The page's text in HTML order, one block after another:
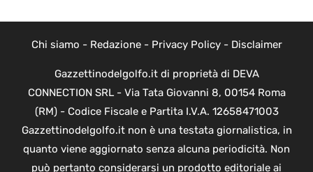
Chi siamo - Redazione- Privacy Policy- Disclaimer
Gazzettinodelgolfo.it di proprietà di DEVA
CONNECTION SRL - Via Tata Giovanni 8, 00154 Roma
(RM) - Codice Fiscale e Partita I.V.A. 12658471003
Gazzettinodelgolfo.it non è una testata giornalistica, in
quanto viene aggiornato senza alcuna periodicità. Non
può pertanto considerarsi un prodotto editoriale ai